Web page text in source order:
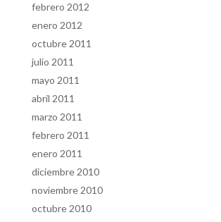
febrero 2012
enero 2012
octubre 2011
julio 2011
mayo 2011
abril 2011
marzo 2011
febrero 2011
enero 2011
diciembre 2010
noviembre 2010
octubre 2010